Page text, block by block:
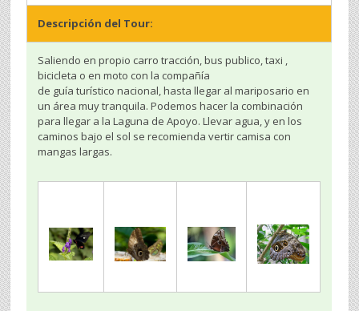
Descripción del Tour:
Saliendo en propio carro tracción, bus publico, taxi ,
bicicleta o en moto con la compañía
de guía turístico nacional, hasta llegar al mariposario en
un área muy tranquila. Podemos hacer la combinación
para llegar a la Laguna de Apoyo. Llevar agua, y en los
caminos bajo el sol se recomienda vertir camisa con
mangas largas.